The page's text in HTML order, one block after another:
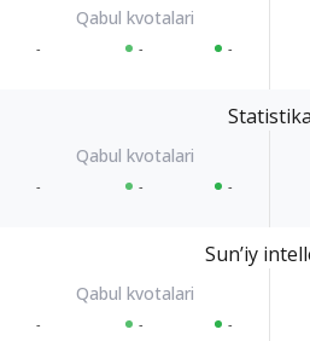
- - -
Statistika
- - -
Sunʼiy
- - -